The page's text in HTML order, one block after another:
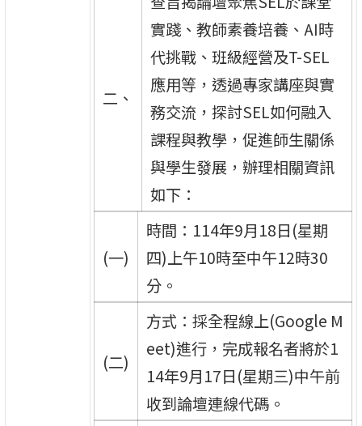
二、
實踐、教師素養培養、AI時
代挑戰、班級經營及T-SEL
應用等，透過專家講座與實
務交流，探討SEL如何融入
課程與教學，促進師生關係
與學生發展，辦理相關資訊
如下：
(一)
時間：114年9月18日(星期
四)上午10時至中午12時30
分。
(二)
方式：採全程線上(Google M
eet)進行，完成報名者將於1
14年9月17日(星期三)中午前
收到論壇連線代碼。